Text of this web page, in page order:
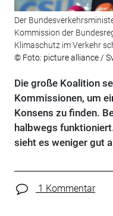
Der
Kommission der
Klimaschutz im Verkehr
© Foto: picture alliance /
Die große Koalition
Kommissionen, um
Konsens zu finden.
halbwegs
sieht es weniger gut
1 Kommentar